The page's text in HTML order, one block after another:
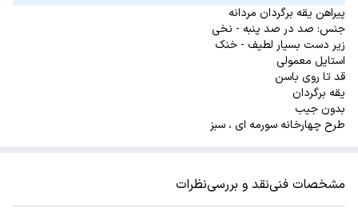
پیراهن یقه برگردان مردانه
جنس: صد در صد پنبه - نخی
زیر دست بسیار لطیف - خنک
استایل معمولی
قد تا روی باسن
یقه برگردان
بدون جیب
طرح چهارخانه سورمه ای ، سبز
مشخصات فنینقد و بررسینظرات